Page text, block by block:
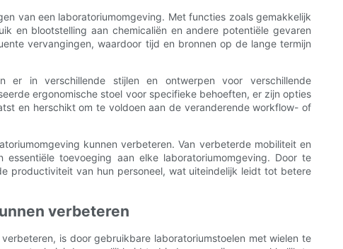
van een laboratoriumomgeving. Met functies zoals gemakkelijk
en blootstelling aan chemicaliën en andere potentiële gevaren
vervangingen, waardoor tijd en bronnen op de lange termijn
er in verschillende stijlen en ontwerpen voor verschillende
ergonomische stoel voor specifieke behoeften, er zijn opties
en herschikt om te voldoen aan de veranderende workflow- of
kunnen verbeteren. Van verbeterde mobiliteit en
toevoeging aan elke laboratoriumomgeving. Door te
productiviteit van hun personeel, wat uiteindelijk leidt tot betere
verbeteren
is door gebruikbare laboratoriumstoelen met wielen te